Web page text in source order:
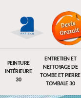
PEINTURE
INTÉRIEURE
30
ENTRETIEN ET
NETTOYAGE DE
TOMBE ET PIERRE
TOMBALE 30